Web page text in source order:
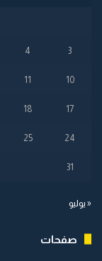
3
4
10
11
17
18
24
25
31
« يوليو
صفحات